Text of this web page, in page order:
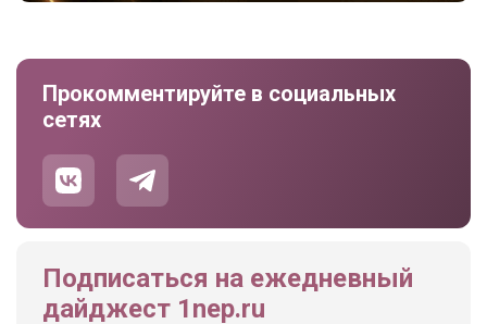
Прокомментируйте в социальных
сетях
Подписаться на ежедневный
дайджест 1nep.ru